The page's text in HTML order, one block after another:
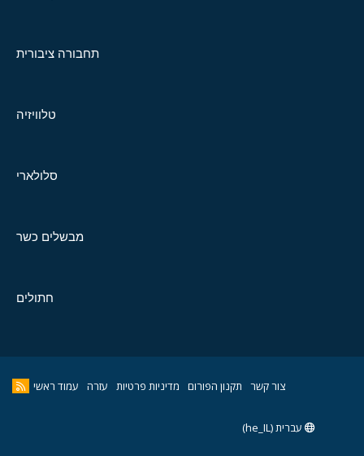
תחבורה ציבורית
טלוויזיה
סלולארי
מבשלים כשר
חתולים
צור קשר תקנון הפורום מדיניות פרטיות עזרה עמוד ראשי
עברית (he_IL)